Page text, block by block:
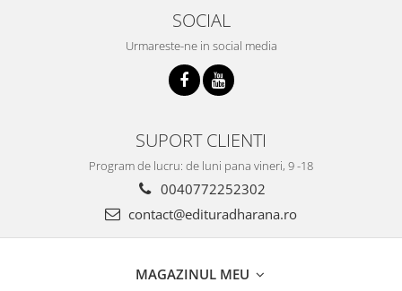
SOCIAL
Urmareste-ne in social media
SUPORT CLIENTI
Program de lucru: de luni pana vineri, 9 -18
0040772252302
contact@edituradharana.ro
MAGAZINUL MEU